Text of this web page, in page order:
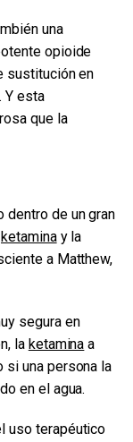
una
opioide
sustitución en
Y esta
que la
dentro de un gran
ketaminay la
a Matthew,
segura en
la ketamina a
una persona la
en el agua.
uso terapéutico